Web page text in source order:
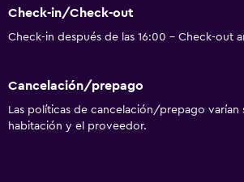
Check-in/Check-out
Check-in después de las 16:00 - Check-out
Cancelación/prepago
Las políticas de cancelación/prepago varían
habitación y el proveedor.